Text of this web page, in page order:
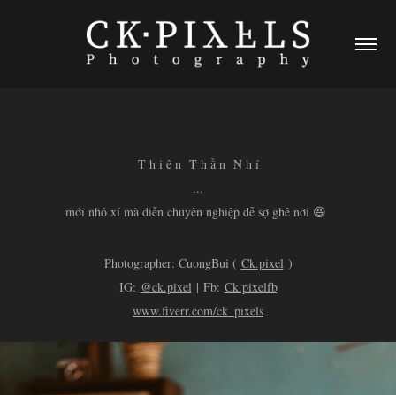
T h i ê n T h ầ n N h í
...
mới nhỏ xí mà diễn chuyên nghiệp dễ sợ ghê nơi 😆
Photographer: CuongBui ( Ck.pixel )
IG: @ck.pixel | Fb: Ck.pixelfb
www.fiverr.com/ck_pixels